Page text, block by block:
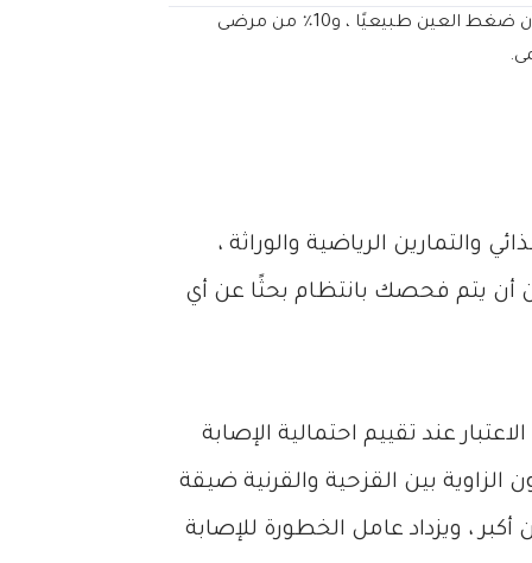
والذي ليس له دائمًا سبب واضح ، ويمكن أن يكون هناك تلف في العصب البصري مشابه لما قد تراه في حالة الجلوكوما حتى لو كان ضغط العين طبيعيًا ، و10٪ من مرضى
الرياضية والوراثة ،
أن يتم فحصك بانتظام بحثًا عن أي
عند تقييم احتمالية الإصابة
بين القزحية والقرنية ضيقة
، ويزداد عامل الخطورة للإصابة